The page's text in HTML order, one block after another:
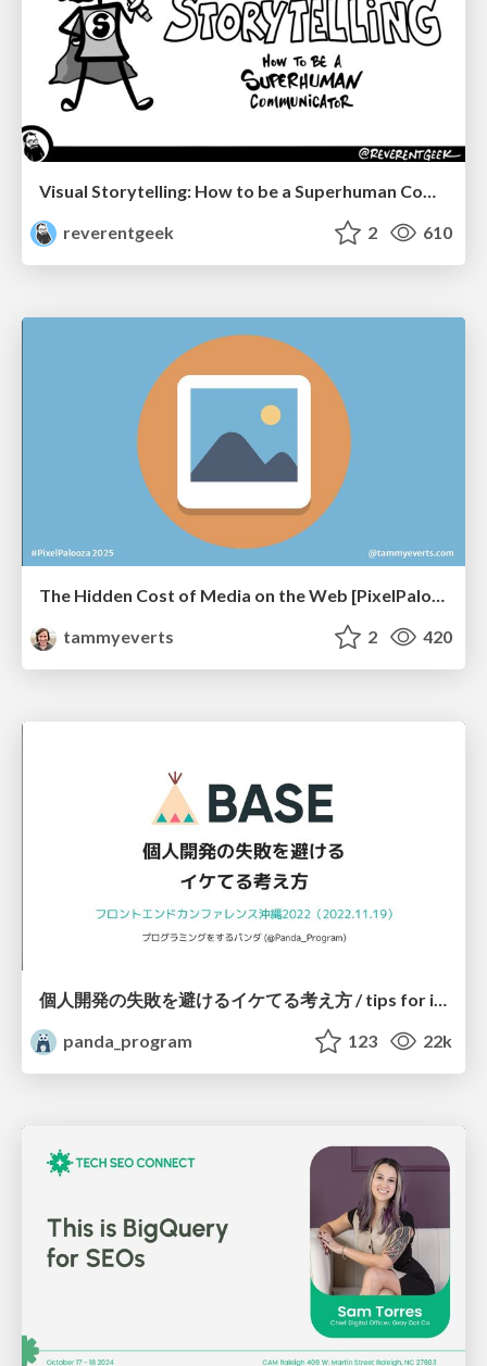
reverentgeek
2 610
The Hidden Cost of Media on the Web [PixelPalooza 2025]
tammyeverts
2 420
個人開発の失敗を避けるイケてる考え方 / tips for indie hackers
panda_program
123 22k